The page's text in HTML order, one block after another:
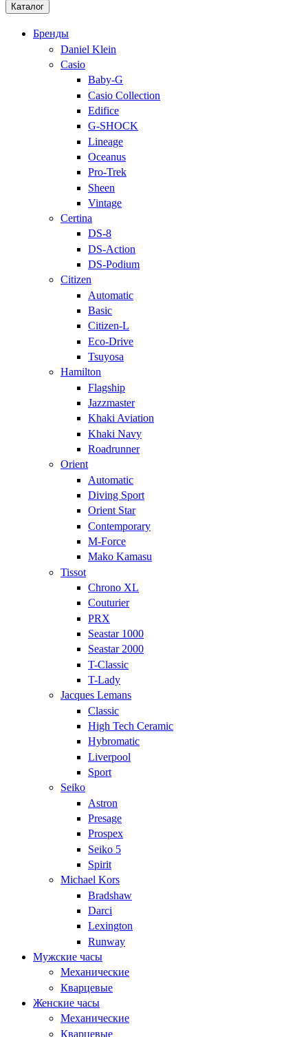
Каталог
Бренды
Daniel Klein
Casio
Baby-G
Casio Collection
Edifice
G-SHOCK
Lineage
Oceanus
Pro-Trek
Sheen
Vintage
Certina
DS-8
DS-Action
DS-Podium
Citizen
Automatic
Basic
Citizen-L
Eco-Drive
Tsuyosa
Hamilton
Flagship
Jazzmaster
Khaki Aviation
Khaki Navy
Roadrunner
Orient
Automatic
Diving Sport
Orient Star
Contemporary
M-Force
Mako Kamasu
Tissot
Chrono XL
Couturier
PRX
Seastar 1000
Seastar 2000
T-Classic
T-Lady
Jacques Lemans
Classic
High Tech Ceramic
Hybromatic
Liverpool
Sport
Seiko
Astron
Presage
Prospex
Seiko 5
Spirit
Michael Kors
Bradshaw
Darci
Lexington
Runway
Мужские часы
Механические
Кварцевые
Женские часы
Механические
Кварцевые